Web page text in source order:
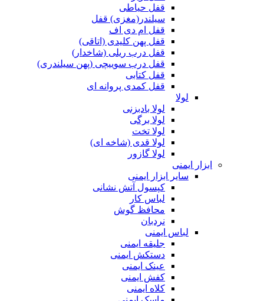
قفل حیاطی
سیلندر(مغزی) قفل
قفل ام دی اف
قفل پهن کلیدی (اتاقی)
قفل درب ریلی (شاخدار)
قفل درب سوییچی (پهن سیلندری)
قفل کتابی
قفل کمدی پروانه ای
لولا
لولا بادبزنی
لولا برگی
لولا تخت
لولا قدی (شاخه ای)
لولا گازور
ابزار ایمنی
سایر ابزار ایمنی
کپسول آتش نشانی
لباس کار
محافظ گوش
نردبان
لباس ایمنی
جلیقه ایمنی
دستکش ایمنی
عینک ایمنی
کفش ایمنی
کلاه ایمنی